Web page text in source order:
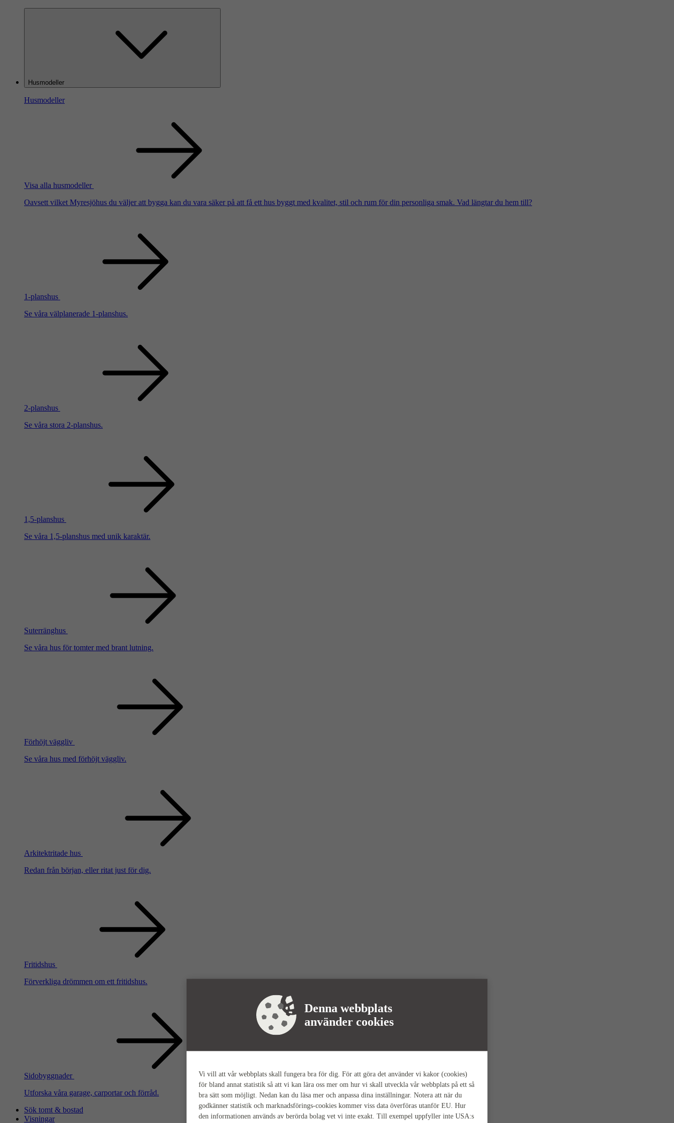
Denna webbplats
använder cookies
Vi vill att vår webbplats skall fungera bra för dig. För att göra det använder vi kakor (cookies)
för bland annat statistik så att vi kan lära oss mer om hur vi skall utveckla vår webbplats på ett så
bra sätt som möjligt. Nedan kan du läsa mer och anpassa dina inställningar. Notera att när du
godkänner statistik och marknadsförings-cookies kommer viss data överföras utanför EU. Hur
den informationen används av berörda bolag vet vi inte exakt. Till exempel uppfyller inte USA:s
Husmodeller
Husmodeller
Visa alla husmodeller
Oavsett vilket Myresjöhus du väljer att bygga kan du vara säker på att få ett hus byggt med kvalitet, stil och rum för din personliga smak. Vad längtar du hem till?
1-planshus
Se våra välplanerade 1-planshus.
2-planshus
Se våra stora 2-planshus.
1,5-planshus
Se våra 1,5-planshus med unik karaktär.
Suterränghus
Se våra hus för tomter med brant lutning.
Förhöjt väggliv
Se våra hus med förhöjt väggliv.
Arkitektritade hus
Redan från början, eller ritat just för dig.
Fritidshus
Förverkliga drömmen om ett fritidshus.
Sidobyggnader
Utforska våra garage, carportar och förråd.
Sök tomt & bostad
Visningar